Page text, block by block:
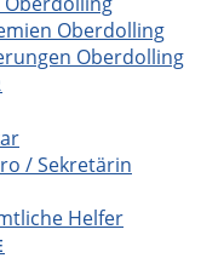
Oberdolling
Oberdolling
/ Sekretärin
Helfer